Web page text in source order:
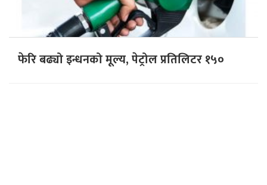
फेरि बढ्यो इन्धनको मूल्य, पेट्रोल प्रतिलिटर १५०